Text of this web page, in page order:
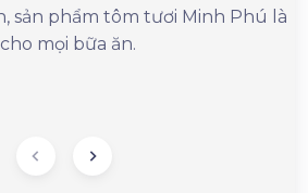
sản phẩm tôm tươi Minh Phú là
mọi bữa ăn.